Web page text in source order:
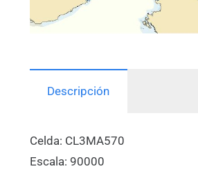
Descripción
Celda: CL3MA570
Escala: 90000